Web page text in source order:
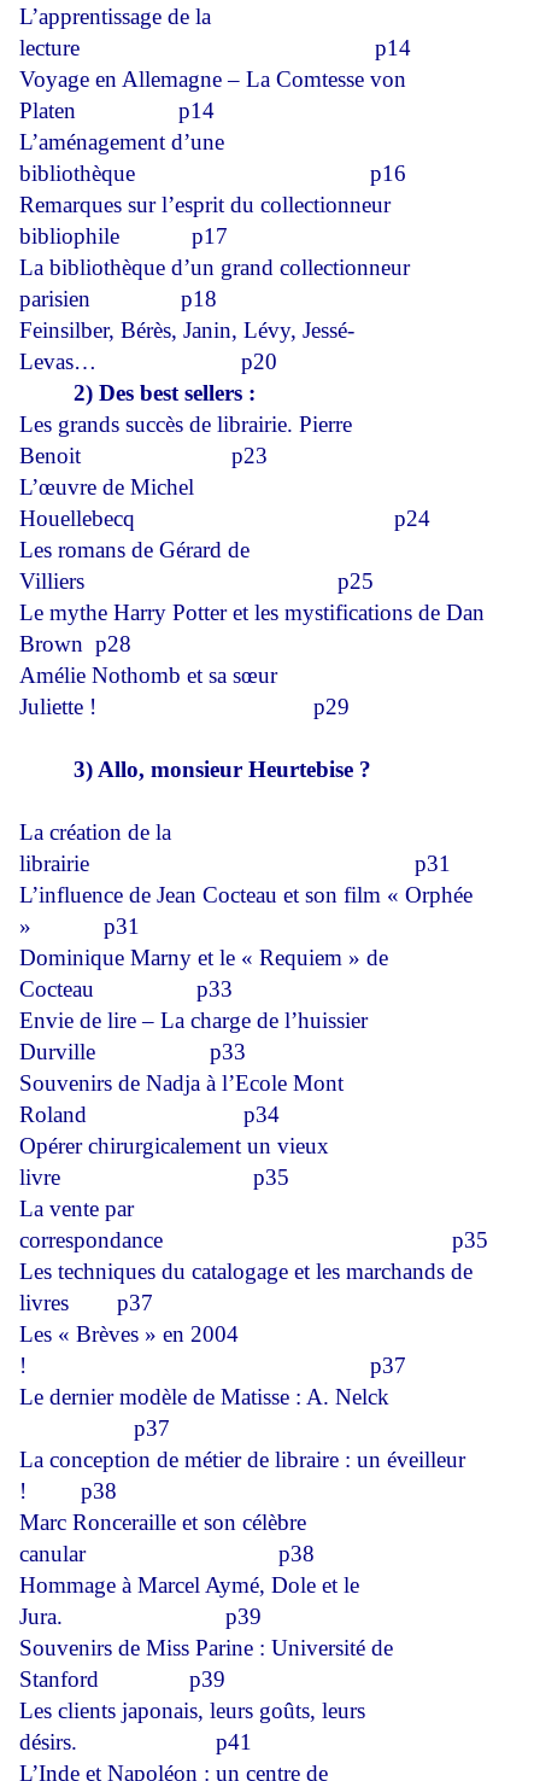
L’apprentissage de la
lecture
p14
Voyage en Allemagne – La Comtesse von
Platen
p14
L’aménagement d’une
bibliothèque
p16
Remarques sur l’esprit du collectionneur
bibliophile
p17
La bibliothèque d’un grand collectionneur
parisien
p18
Feinsilber, Bérès, Janin, Lévy, Jessé-
Levas…
p20
2) Des best sellers :
Les grands succès de librairie. Pierre
Benoit
p23
L’œuvre de Michel
Houellebecq
p24
Les romans de Gérard de
Villiers
p25
Le mythe Harry Potter et les mystifications de Dan
Brown p28
Amélie Nothomb et sa sœur
Juliette !
p29
3) Allo, monsieur Heurtebise ?
La création de la
librairie
p31
L’influence de Jean Cocteau et son film « Orphée
»
p31
Dominique Marny et le « Requiem » de
Cocteau
p33
Envie de lire – La charge de l’huissier
Durville
p33
Souvenirs de Nadja à l’Ecole Mont
Roland
p34
Opérer chirurgicalement un vieux
livre
p35
La vente par
correspondance
p35
Les techniques du catalogage et les marchands de
livres
p37
Les « Brèves » en 2004
!
p37
Le dernier modèle de Matisse : A. Nelck
p37
La conception de métier de libraire : un éveilleur
!
p38
Marc Ronceraille et son célèbre
canular
p38
Hommage à Marcel Aymé, Dole et le
Jura.
p39
Souvenirs de Miss Parine : Université de
Stanford
p39
Les clients japonais, leurs goûts, leurs
désirs.
p41
L’Inde et Napoléon : un centre de